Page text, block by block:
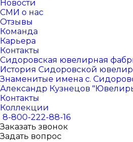
Новости
СМИ о нас
Отзывы
Команда
Карьера
Контакты
Сидоровская ювелирная
История Сидоровской
Знаменитые имена с.
Александр Кузнецов
Контакты
Коллекции
8-800-222-88-16
Заказать звонок
Задать вопрос